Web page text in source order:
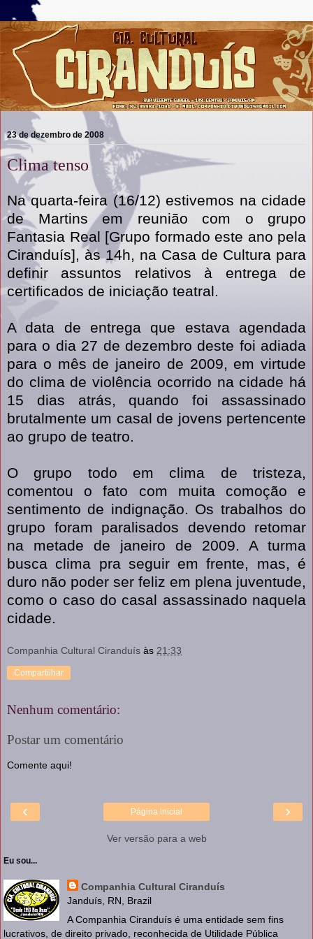
23 de dezembro de 2008
Clima tenso
Na quarta-feira (16/12) estivemos na cidade
de Martins em reunião com o grupo
Fantasia Real [Grupo formado este ano pela
Ciranduís], às 14h, na Casa de Cultura para
definir assuntos relativos à entrega de
certificados de iniciação teatral.
A data de entrega que estava agendada
para o dia 27 de dezembro deste foi adiada
para o mês de janeiro de 2009, em virtude
do clima de violência ocorrido na cidade há
15 dias atrás, quando foi assassinado
brutalmente um casal de jovens pertencente
ao grupo de teatro.
O grupo todo em clima de tristeza,
comentou o fato com muita comoção e
sentimento de indignação. Os trabalhos do
grupo foram paralisados devendo retomar
na metade de janeiro de 2009. A turma
busca clima pra seguir em frente, mas, é
duro não poder ser feliz em plena juventude,
como o caso do casal assassinado naquela
cidade.
Companhia Cultural Ciranduís às 21:33
Compartilhar
Nenhum comentário:
Postar um comentário
Comente aqui!
‹ ›
Página inicial
Ver versão para a web
Eu sou...
Companhia Cultural Ciranduís
Janduís, RN, Brazil
A Companhia Ciranduís é uma entidade sem fins
lucrativos, de direito privado, reconhecida de Utilidade Pública